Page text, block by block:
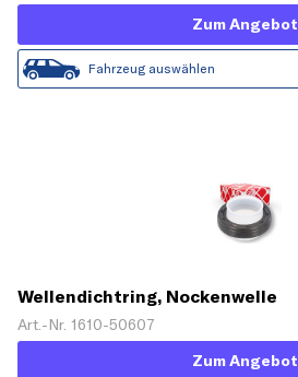
Zum Angebot
Fahrzeug auswählen
Wellendichtring, Nockenwelle
Art.-Nr. 1610-50607
Zum Angebot